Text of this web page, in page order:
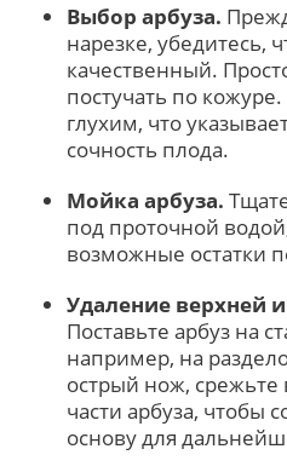
Выбор арбуза.
нарезке, убедитесь,
качественный.
постучать по
глухим, что
сочность плода.
Мойка арбуза.
под проточной
возможные остатки
Удаление верхней
Поставьте арбуз на
например, на
острый нож,
части арбуза, чтобы
основу для